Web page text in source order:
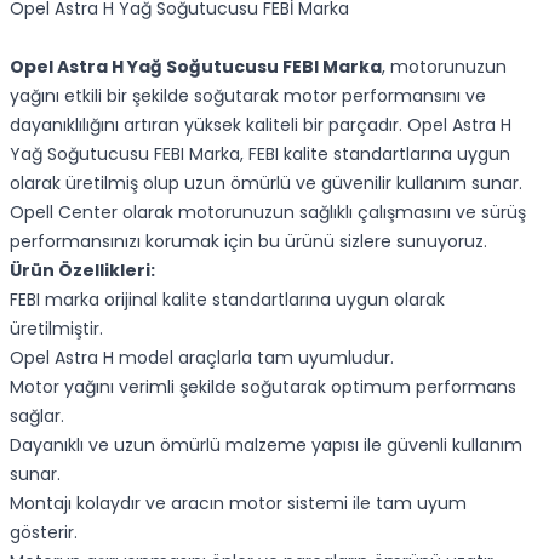
Opel Astra H Yağ Soğutucusu FEBİ Marka
Opel Astra H Yağ Soğutucusu FEBI Marka, motorunuzun
yağını etkili bir şekilde soğutarak motor performansını ve
dayanıklılığını artıran yüksek kaliteli bir parçadır. Opel Astra H
Yağ Soğutucusu FEBI Marka, FEBI kalite standartlarına uygun
olarak üretilmiş olup uzun ömürlü ve güvenilir kullanım sunar.
Opell Center olarak motorunuzun sağlıklı çalışmasını ve sürüş
performansınızı korumak için bu ürünü sizlere sunuyoruz.
Ürün Özellikleri:
FEBI marka orijinal kalite standartlarına uygun olarak
üretilmiştir.
Opel Astra H model araçlarla tam uyumludur.
Motor yağını verimli şekilde soğutarak optimum performans
sağlar.
Dayanıklı ve uzun ömürlü malzeme yapısı ile güvenli kullanım
sunar.
Montajı kolaydır ve aracın motor sistemi ile tam uyum
gösterir.